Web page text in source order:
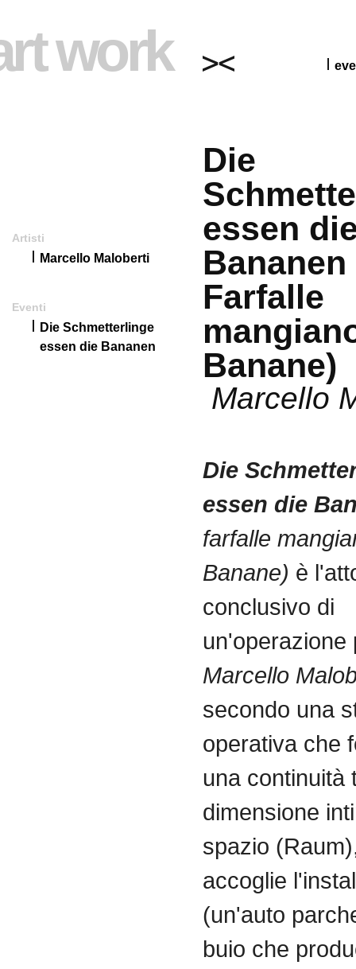
work
Artisti
Marcello Maloberti
Eventi
Die Schmetterlinge
essen die Bananen
Die
essen
Bananen
Farfalle
Banane)
Marcello
Die
essen die
farfalle
Banane) è
conclusivo di
un'operazione
Marcello
secondo una
operativa che
una continuità
dimensione
spazio (Raum
accoglie
(un'auto
buio che